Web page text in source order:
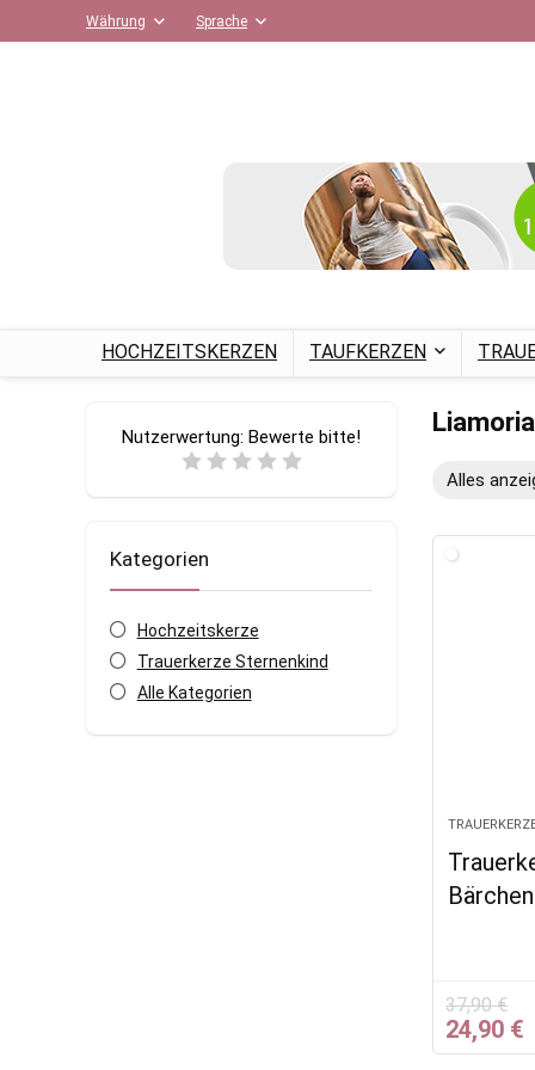
Währung Sprache
HOCHZEITSKERZEN TAUFKERZEN
Liamoria
Nutzerwertung: Bewerte bitte!
Kategorien
Hochzeitskerze
Trauerkerze Sternenkind
Alle Kategorien
Alles
37,90€
Preis
24,90 €